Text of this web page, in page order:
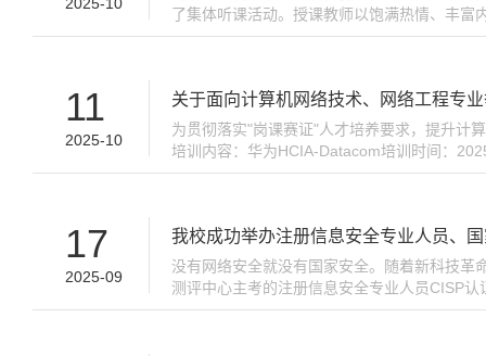
了集体听课活动。授课教师以饱满热情、丰富
法、技巧及学生反应等多维度细致观察。此次
11
2025-10
关于面向计算机网络技术、网络工程专
为贯彻落实"岗课赛证"人才培养要求，提升计
培训内容：华为HCIA-Datacom培训时间‌：
A105机房考试安排‌：通过培训及校内考核者
17
2025-09
我校成功举办注册信息安全专业人员、
没有网络安全就没有国家安全。随着新科技革
测评中心主考的注册信息安全专业人员CISP
息行业、教育行业、高校学生、机关事业单位